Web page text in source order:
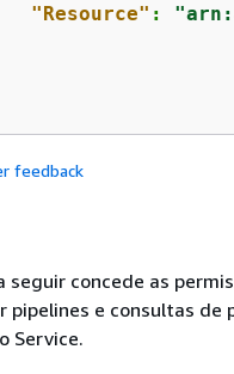
"Resource" :
feedback
seguir concede as
pipelines e consultas de
Service.